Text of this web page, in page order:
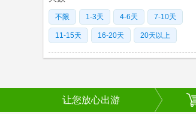
不限 1-3天 4-6天 7-10天
11-15天 16-20天 20天以上
让您放心出游